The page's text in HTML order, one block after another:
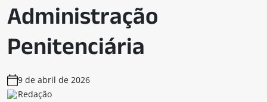
Administração
Penitenciária
9 de abril de 2026
Redação